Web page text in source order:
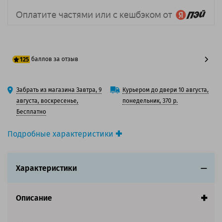
Подробные характеристики
Вид товара:Картридж лазерный
Ресурс:2 000 страниц формата А4 при 5%
125 баллов за отзыв
100 баллов
125 баллов
Забрать из магазина Завтра, 9
августа, воскресенье,
Бесплатно
Курьером до двери 10 августа,
понедельник, 370 р.
Характеристики
Описание